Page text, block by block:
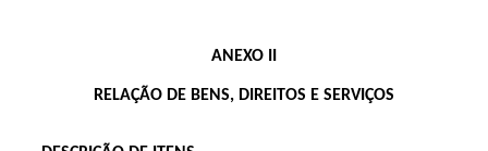
ANEXO II
RELAÇÃO DE BENS, DIREITOS E SERVIÇOS